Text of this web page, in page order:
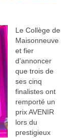
Le Collège de
Maisonneuve
et fier
d’annoncer
que trois de
ses cinq
finalistes ont
remporté un
prix AVENIR
lors du
prestigieux